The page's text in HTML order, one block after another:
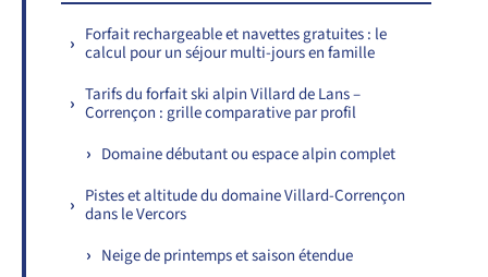
Forfait rechargeable et navettes gratuites : le
calcul pour un séjour multi-jours en famille
Tarifs du forfait ski alpin Villard de Lans –
Corrençon : grille comparative par profil
Domaine débutant ou espace alpin complet
Pistes et altitude du domaine Villard-Corrençon
dans le Vercors
Neige de printemps et saison étendue